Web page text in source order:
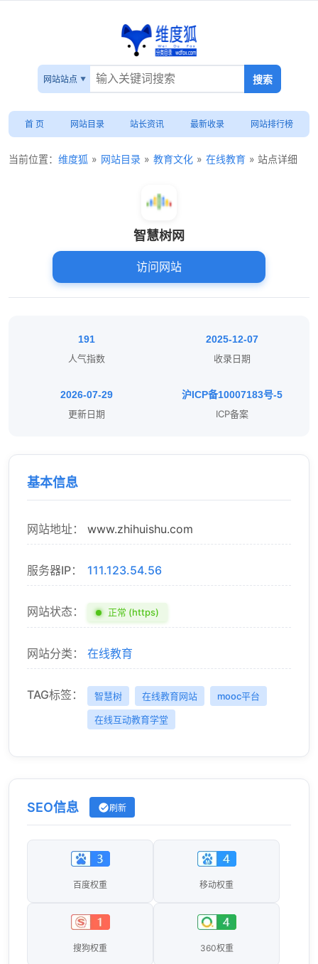
网站站点
首 页 网站目录 站长资讯 最新收录 网站排行榜
当前位置： 维度狐 » 网站目录 » 教育文化 » 在线教育 » 站点详细
智慧树网
访问网站
191
人气指数
2025-12-07
收录日期
2026-07-29
更新日期
沪ICP备10007183号-5
ICP备案
基本信息
网站地址： www.zhihuishu.com
服务器IP： 111.123.54.56
网站状态： 正常 (https)
网站分类： 在线教育
TAG标签： 智慧树 在线教育网站 mooc平台
在线互动教育学堂
SEO信息 刷新
百度权重 移动权重
搜狗权重 360权重